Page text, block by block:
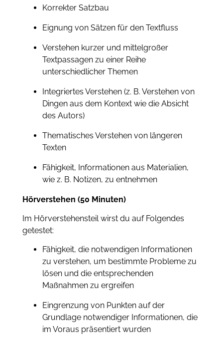
Korrekter Satzbau
Eignung von Sätzen für den Textfluss
Verstehen kurzer und mittelgroßer
Textpassagen zu einer Reihe
unterschiedlicher Themen
Integriertes Verstehen (z. B. Verstehen von
Dingen aus dem Kontext wie die Absicht
des Autors)
Thematisches Verstehen von längeren
Texten
Fähigkeit, Informationen aus Materialien,
wie z. B. Notizen, zu entnehmen
Hörverstehen (50 Minuten)
Im Hörverstehensteil wirst du auf Folgendes
getestet:
Fähigkeit, die notwendigen Informationen
zu verstehen, um bestimmte Probleme zu
lösen und die entsprechenden
Maßnahmen zu ergreifen
Eingrenzung von Punkten auf der
Grundlage notwendiger Informationen, die
im Voraus präsentiert wurden